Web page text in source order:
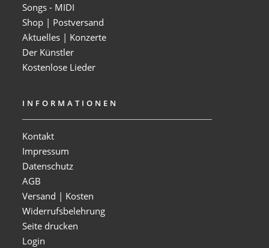
Songs - MIDI
Shop | Postversand
Aktuelles | Konzerte
Der Künstler
Kostenlose Lieder
INFORMATIONEN
Kontakt
Impressum
Datenschutz
AGB
Versand | Kosten
Widerrufsbelehrung
Seite drucken
Login